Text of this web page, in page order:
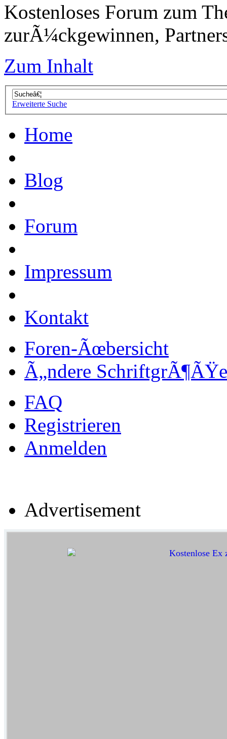
Kostenloses Forum zum
zurÃ¼ckgewinnen,
Zum Inhalt
Erweiterte Suche
Home
Blog
Forum
Impressum
Kontakt
Foren-Ãœbersicht
Ã„ndere SchriftgrÃ¶ÃŸe
FAQ
Registrieren
Anmelden
Advertisement